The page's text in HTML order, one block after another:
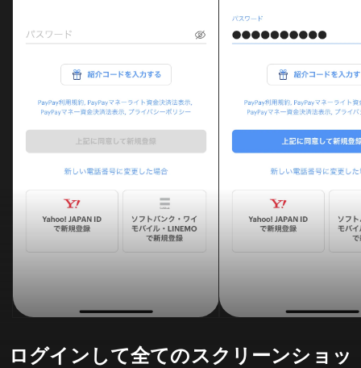
ログインして全てのスクリーンショッ